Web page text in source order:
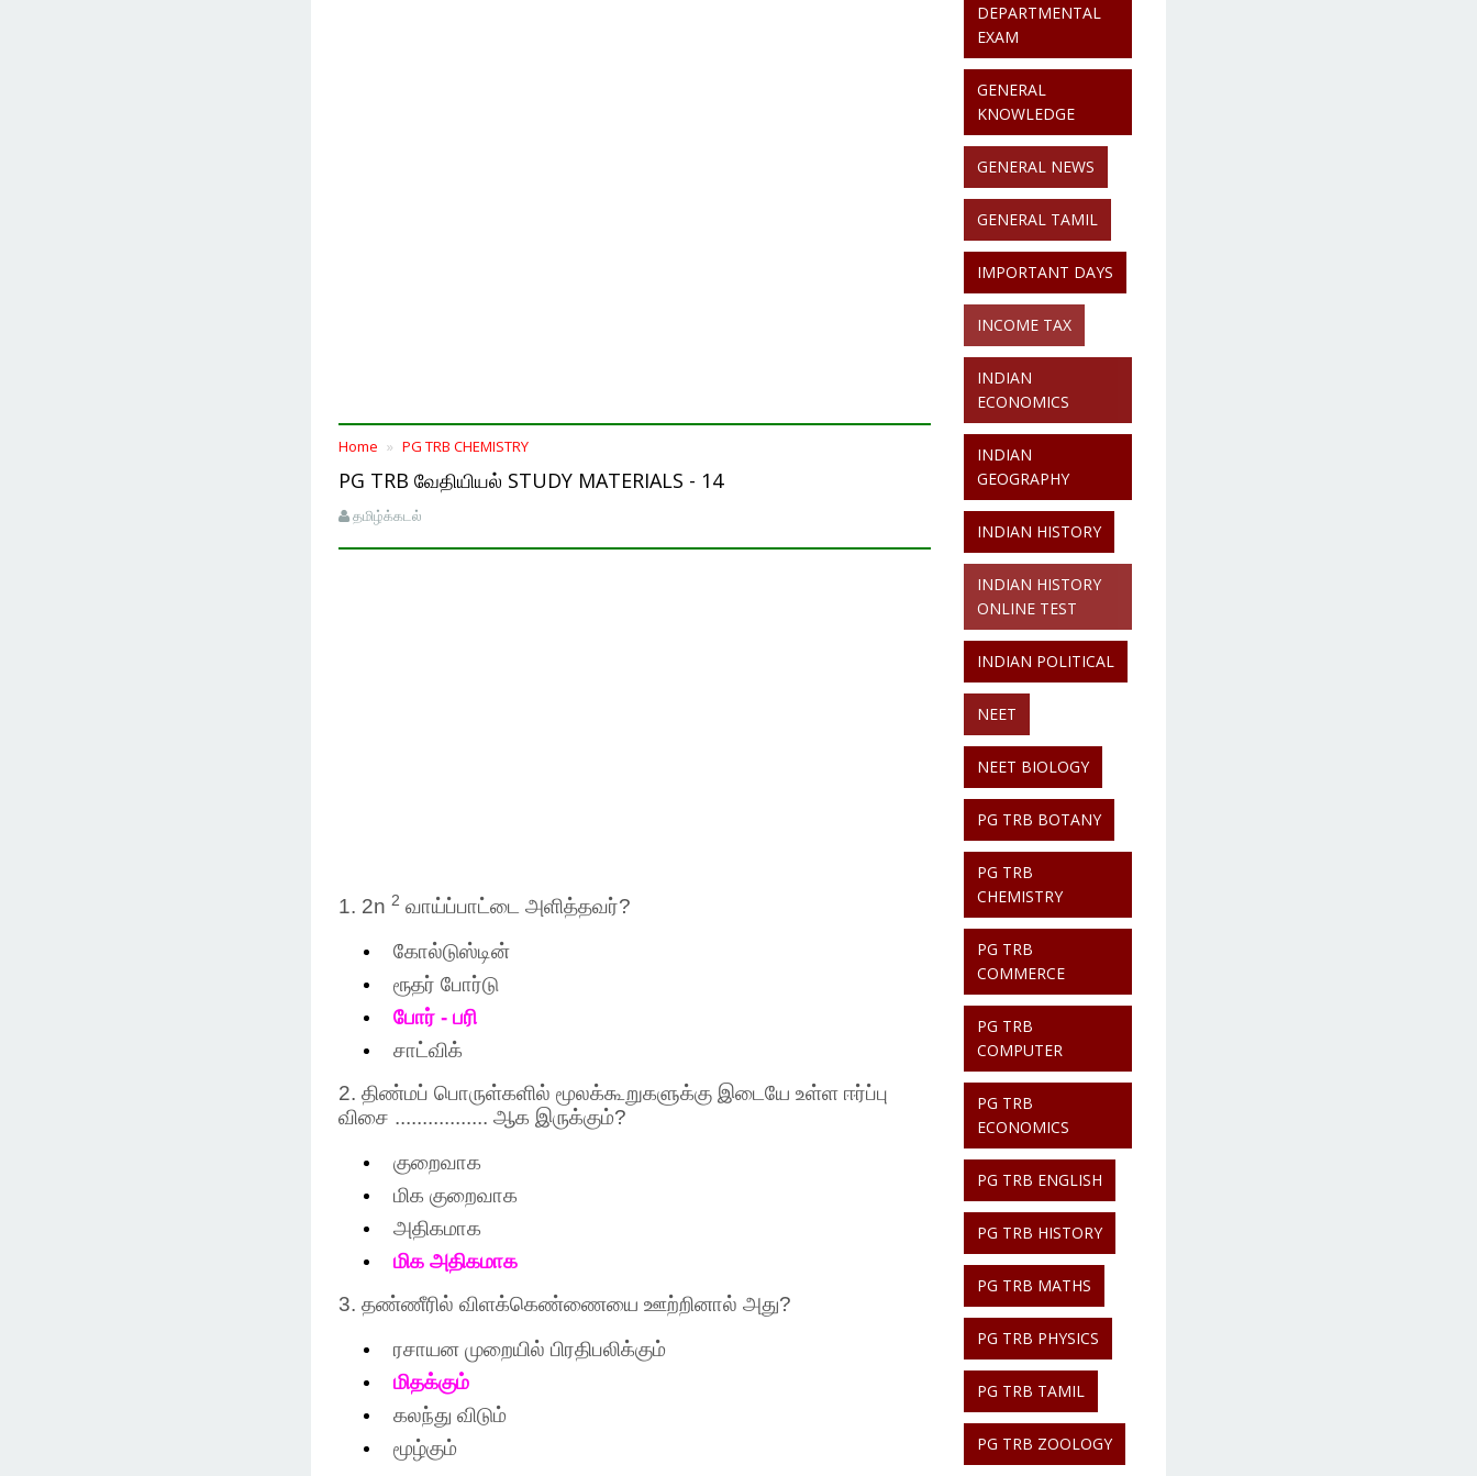
Home PG TRB CHEMISTRY
PG TRB வேதியியல் STUDY MATERIALS - 14
தமிழ்க்கடல்
1. 2n 2 வாய்ப்பாட்டை அளித்தவர்?
கோல்டுஸ்டின்
ரூதர் போர்டு
போர் - பரி
சாட்விக்
2. திண்மப் பொருள்களில் மூலக்கூறுகளுக்கு இடையே உள்ள ஈர்ப்பு
விசை ................. ஆக இருக்கும்?
குறைவாக
மிக குறைவாக
அதிகமாக
மிக அதிகமாக
3. தண்ணீரில் விளக்கெண்ணையை ஊற்றினால் அது?
ரசாயன முறையில் பிரதிபலிக்கும்
மிதக்கும்
கலந்து விடும்
மூழ்கும்
DEPARTMENTAL
EXAM
GENERAL
KNOWLEDGE
GENERAL NEWS
GENERAL TAMIL
IMPORTANT DAYS
INCOME TAX
INDIAN
ECONOMICS
INDIAN
GEOGRAPHY
INDIAN HISTORY
INDIAN HISTORY
ONLINE TEST
INDIAN POLITICAL
NEET
NEET BIOLOGY
PG TRB BOTANY
PG TRB
CHEMISTRY
PG TRB
COMMERCE
PG TRB
COMPUTER
PG TRB
ECONOMICS
PG TRB ENGLISH
PG TRB HISTORY
PG TRB MATHS
PG TRB PHYSICS
PG TRB TAMIL
PG TRB ZOOLOGY